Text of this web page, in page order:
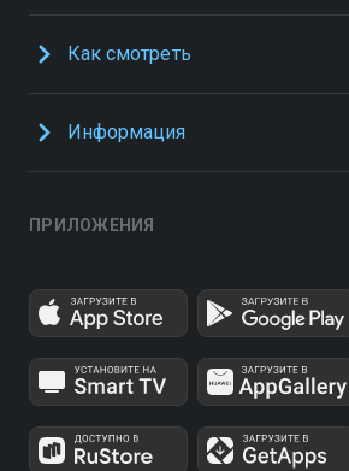
Как смотреть
Информация
ПРИЛОЖЕНИЯ